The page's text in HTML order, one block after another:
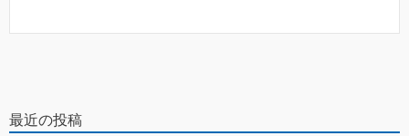
最近の投稿